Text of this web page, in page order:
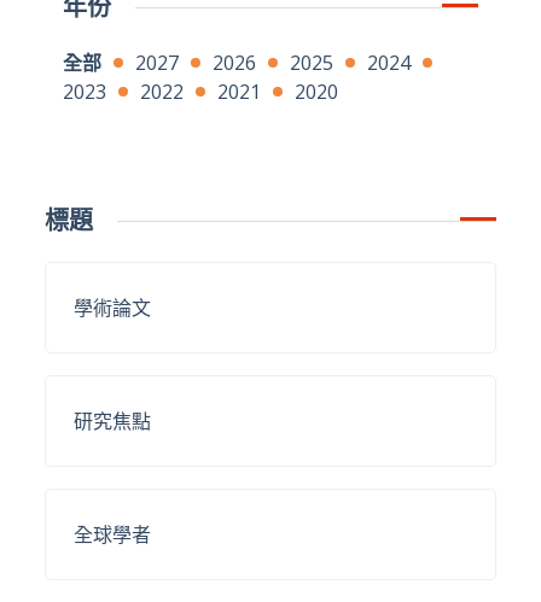
年份
全部 2027 2026 2025
2024
2023
2022 2021 2020
標題
學術論文
研究焦點
全球學者